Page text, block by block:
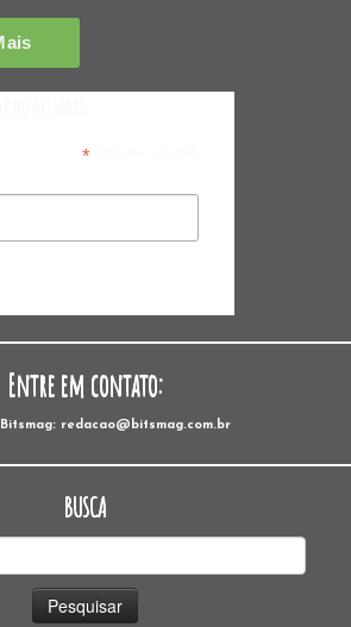
*indicates required
Entre em contato:
redacao@bitsmag.com.br
BUSCA